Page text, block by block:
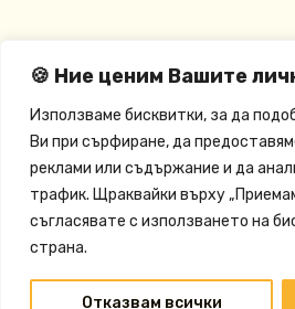
🍪 Ние ценим Вашите
Използваме бисквитки, за да
Ви при сърфиране, да
реклами или съдържание и да
трафик. Щраквайки върху
съгласявате с използването на
страна.
Отказвам всички